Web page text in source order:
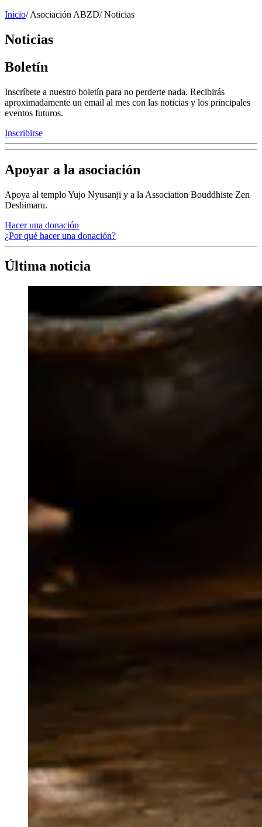
Inicio/ Asociación ABZD/ Noticias
Noticias
Boletín
Inscríbete a nuestro boletín para no perderte nada. Recibirás
aproximadamente un email al mes con las noticias y los principales
eventos futuros.
Inscribirse
Apoyar a la asociación
Apoya al templo Yujo Nyusanji y a la Association Bouddhiste Zen
Deshimaru.
Hacer una donación
¿Por qué hacer una donación?
Última noticia